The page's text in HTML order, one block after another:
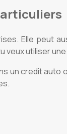
Elle peut
utiliser
un credit